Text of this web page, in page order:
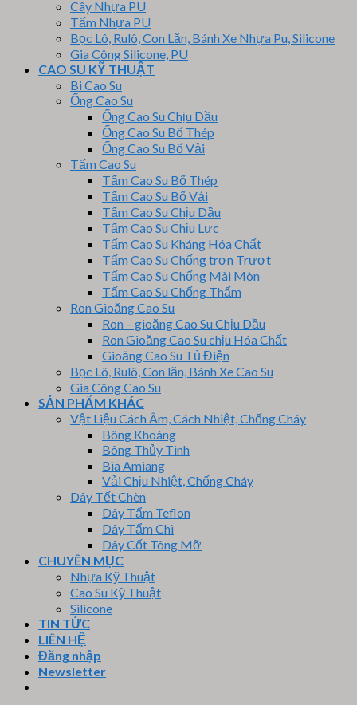
Cây Nhựa PU
Tấm Nhựa PU
Bọc Lô, Rulô, Con Lăn, Bánh Xe Nhựa Pu, Silicone
Gia Công Silicone, PU
CAO SU KỸ THUẬT
Bi Cao Su
Ống Cao Su
Ống Cao Su Chịu Dầu
Ống Cao Su Bố Thép
Ống Cao Su Bố Vải
Tấm Cao Su
Tấm Cao Su Bố Thép
Tấm Cao Su Bố Vải
Tấm Cao Su Chịu Dầu
Tấm Cao Su Chịu Lực
Tấm Cao Su Kháng Hóa Chất
Tấm Cao Su Chống trơn Trượt
Tấm Cao Su Chống Mài Mòn
Tấm Cao Su Chống Thấm
Ron Gioăng Cao Su
Ron – gioăng Cao Su Chịu Dầu
Ron Gioăng Cao Su chịu Hóa Chất
Gioăng Cao Su Tủ Điện
Bọc Lô, Rulô, Con lăn, Bánh Xe Cao Su
Gia Công Cao Su
SẢN PHẨM KHÁC
Vật Liệu Cách Âm, Cách Nhiệt, Chống Cháy
Bông Khoáng
Bông Thủy Tinh
Bìa Amiang
Vải Chịu Nhiệt, Chống Cháy
Dây Tết Chèn
Dây Tẩm Teflon
Dây Tẩm Chì
Dây Cốt Tông Mỡ
CHUYÊN MỤC
Nhựa Kỹ Thuật
Cao Su Kỹ Thuật
Silicone
TIN TỨC
LIÊN HỆ
Đăng nhập
Newsletter